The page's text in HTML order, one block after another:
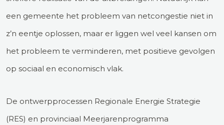
een gemeente het probleem van netcongestie niet in
z’n eentje oplossen, maar er liggen wel veel kansen om
het probleem te verminderen, met positieve gevolgen
op sociaal en economisch vlak.
De ontwerpprocessen Regionale Energie Strategie
(RES) en provinciaal Meerjarenprogramma